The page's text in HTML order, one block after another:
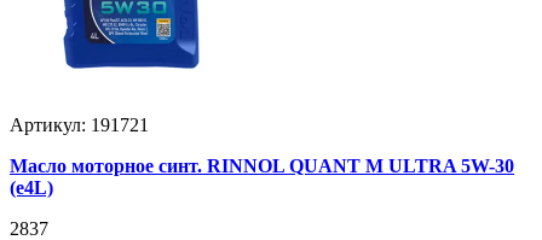
Артикул: 191721
Масло моторное синт. RINNOL QUANT М ULTRA 5W-30
(e4L)
2837